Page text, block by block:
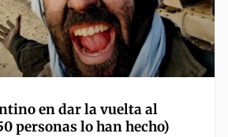
en dar la vuelta al
personas lo han hecho)